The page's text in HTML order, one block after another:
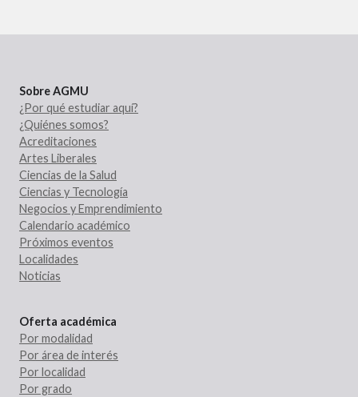
Sobre AGMU
¿Por qué estudiar aquí?
¿Quiénes somos?
Acreditaciones
Artes Liberales
Ciencias de la Salud
Ciencias y Tecnología
Negocios y Emprendimiento
Calendario académico
Próximos eventos
Localidades
Noticias
Oferta académica
Por modalidad
Por área de interés
Por localidad
Por grado